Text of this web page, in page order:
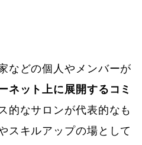
などの個人やメンバーが
ネット上に展開するコミ
的なサロンが代表的なも
スキルアップの場として